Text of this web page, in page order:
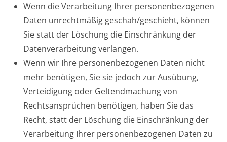
Wenn die Verarbeitung Ihrer personenbezogenen
Daten unrechtmäßig geschah/geschieht, können
Sie statt der Löschung die Einschränkung der
Datenverarbeitung verlangen.
Wenn wir Ihre personenbezogenen Daten nicht
mehr benötigen, Sie sie jedoch zur Ausübung,
Verteidigung oder Geltendmachung von
Rechtsansprüchen benötigen, haben Sie das
Recht, statt der Löschung die Einschränkung der
Verarbeitung Ihrer personenbezogenen Daten zu